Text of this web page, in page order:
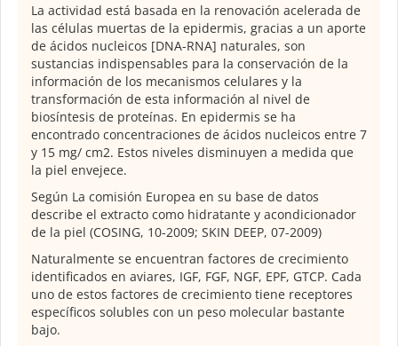
La actividad está basada en la renovación acelerada de
las células muertas de la epidermis, gracias a un aporte
de ácidos nucleicos [DNA-RNA] naturales, son
sustancias indispensables para la conservación de la
información de los mecanismos celulares y la
transformación de esta información al nivel de
biosíntesis de proteínas. En epidermis se ha
encontrado concentraciones de ácidos nucleicos entre 7
y 15 mg/ cm2. Estos niveles disminuyen a medida que
la piel envejece.
Según La comisión Europea en su base de datos
describe el extracto como hidratante y acondicionador
de la piel (COSING, 10-2009; SKIN DEEP, 07-2009)
Naturalmente se encuentran factores de crecimiento
identificados en aviares, IGF, FGF, NGF, EPF, GTCP. Cada
uno de estos factores de crecimiento tiene receptores
específicos solubles con un peso molecular bastante
bajo.